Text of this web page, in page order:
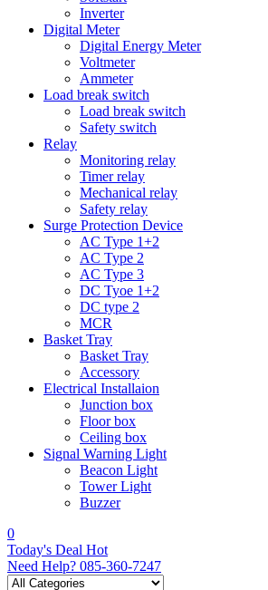
Inverter
Digital Meter
Digital Energy Meter
Voltmeter
Ammeter
Load break switch
Load break switch
Safety switch
Relay
Monitoring relay
Timer relay
Mechanical relay
Safety relay
Surge Protection Device
AC Type 1+2
AC Type 2
AC Type 3
DC Tyoe 1+2
DC type 2
MCR
Basket Tray
Basket Tray
Accessory
Electrical Installaion
Junction box
Floor box
Ceiling box
Signal Warning Light
Beacon Light
Tower Light
Buzzer
0
Today's Deal Hot
Need Help? 085-360-7247